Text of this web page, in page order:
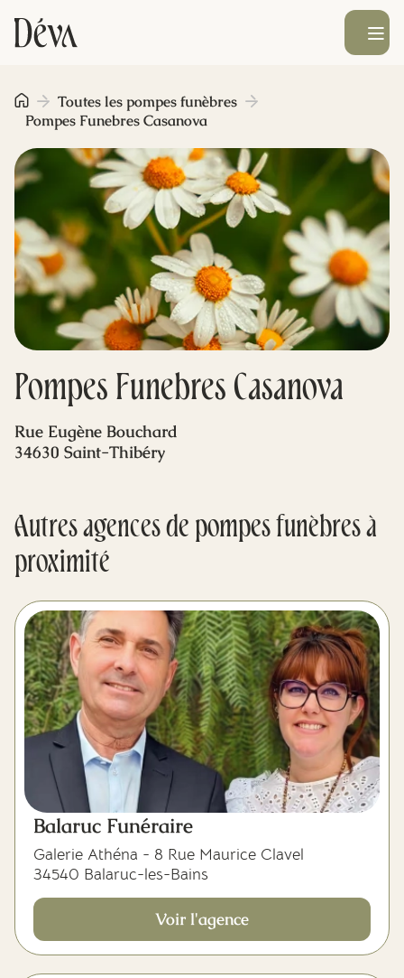
Obsèques
Prévoyance
Monument funéraire
Livraison de fleurs
Blog
Ouvrir le
Pompes Funebres Casanova
Toutes les pompes funèbres
Pompes Funebres Casanova
Rue Eugène Bouchard
34630 Saint-Thibéry
Autres agences de pompes funèbres à
proximité
Balaruc Funéraire
Galerie Athéna - 8 Rue Maurice Clavel
34540 Balaruc-les-Bains
Voir l'agence